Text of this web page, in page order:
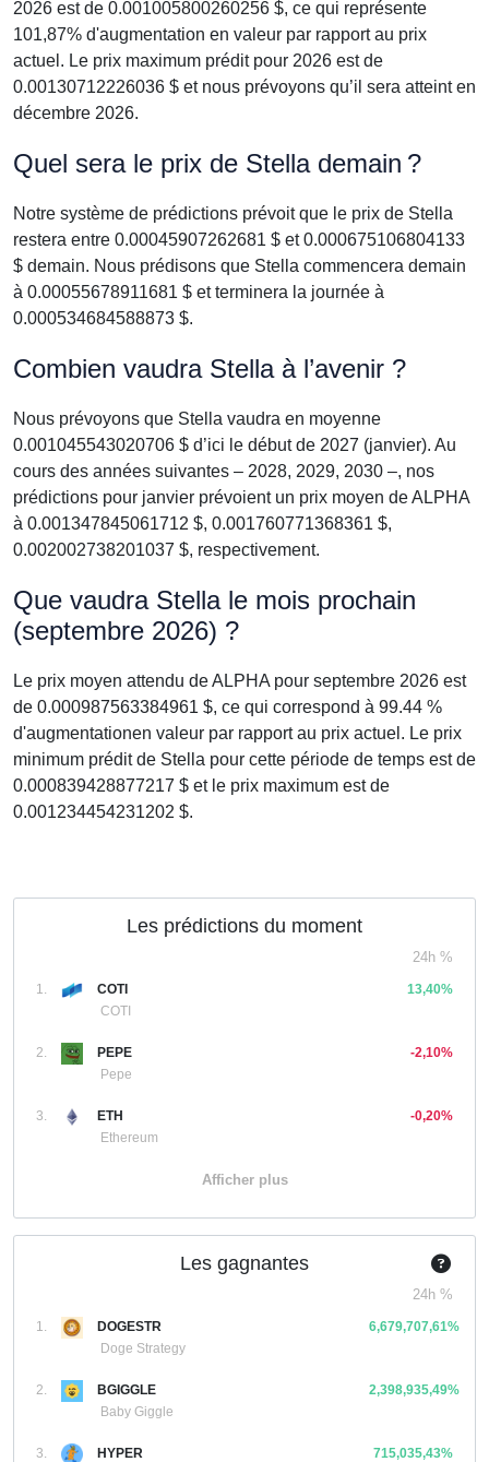
2026 est de 0.001005800260256 $, ce qui représente
101,87% d'augmentation en valeur par rapport au prix
actuel. Le prix maximum prédit pour 2026 est de
0.00130712226036 $ et nous prévoyons qu’il sera atteint en
décembre 2026.
Quel sera le prix de Stella demain ?
Notre système de prédictions prévoit que le prix de Stella
restera entre 0.00045907262681 $ et 0.000675106804133
$ demain. Nous prédisons que Stella commencera demain
à 0.00055678911681 $ et terminera la journée à
0.000534684588873 $.
Combien vaudra Stella à l’avenir ?
Nous prévoyons que Stella vaudra en moyenne
0.001045543020706 $ d’ici le début de 2027 (janvier). Au
cours des années suivantes – 2028, 2029, 2030 –, nos
prédictions pour janvier prévoient un prix moyen de ALPHA
à 0.001347845061712 $, 0.001760771368361 $,
0.002002738201037 $, respectivement.
Que vaudra Stella le mois prochain
(septembre 2026) ?
Le prix moyen attendu de ALPHA pour septembre 2026 est
de 0.000987563384961 $, ce qui correspond à 99.44 %
d'augmentationen valeur par rapport au prix actuel. Le prix
minimum prédit de Stella pour cette période de temps est de
0.000839428877217 $ et le prix maximum est de
0.001234454231202 $.
Les prédictions du moment
24h %
1.
COTI
COTI
13,40%
2.
PEPE
Pepe
-2,10%
3.
ETH
Ethereum
-0,20%
Afficher plus
Les gagnantes
24h %
1.
DOGESTR
Doge Strategy
6,679,707,61%
2.
BGIGGLE
Baby Giggle
2,398,935,49%
3.
HYPER
715,035,43%